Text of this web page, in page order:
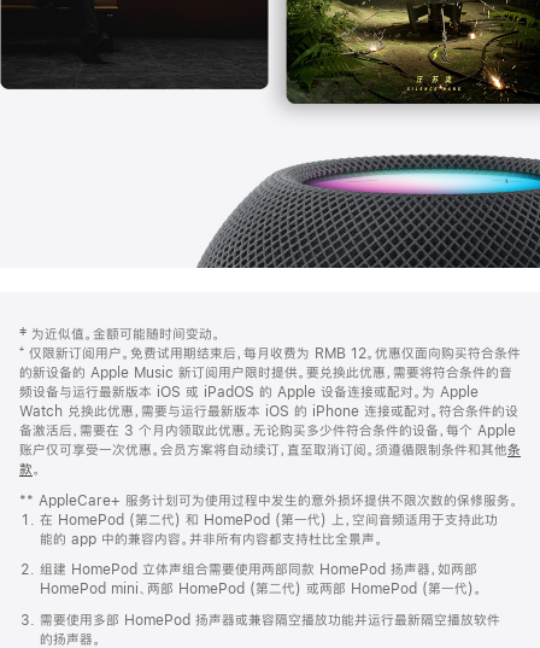
页
页
脚
注
‡ 为近似值。金额可能随时间变动。
⁺ 仅限新订阅用户。免费试用期结束后，每月收费为 RMB 12。优惠仅面向购买符合条件
的新设备的 Apple Music 新订阅用户限时提供。要兑换此优惠，需要将符合条件的音
频设备与运行最新版本 iOS 或 iPadOS 的 Apple 设备连接或配对。为 Apple
Watch 兑换此优惠，需要与运行最新版本 iOS 的 iPhone 连接或配对。符合条件的设
备激活后，需要在 3 个月内领取此优惠。无论购买多少件符合条件的设备，每个 Apple
账户仅可享受一次优惠。会员方案将自动续订，直至取消订阅。须遵循限制条件和其他条
款。
窗
口
中
打
开)
** AppleCare+ 服务计划可为使用过程中发生的意外损坏提供不限次数的保修服务。
在 HomePod (第二代) 和 HomePod (第一代) 上，空间音频适用于支持此功
能的 app 中的兼容内容。并非所有内容都支持杜比全景声。
组建 HomePod 立体声组合需要使用两部同款 HomePod 扬声器，如两部
HomePod mini、两部 HomePod (第二代) 或两部 HomePod (第一代)。
需要使用多部 HomePod 扬声器或兼容隔空播放功能并运行最新隔空播放软件
的扬声器。